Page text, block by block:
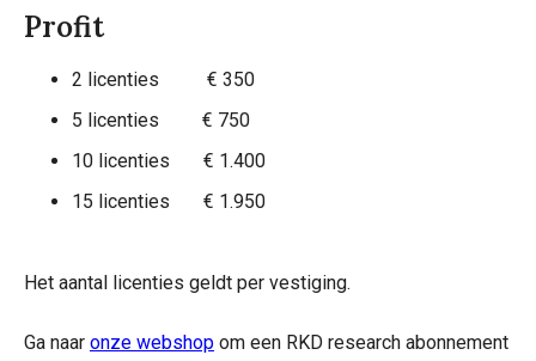
Profit
2 licenties € 350
5 licenties € 750
10 licenties € 1.400
15 licenties € 1.950
Het aantal licenties geldt per vestiging.
Ga naar onze webshop om een RKD research abonnement